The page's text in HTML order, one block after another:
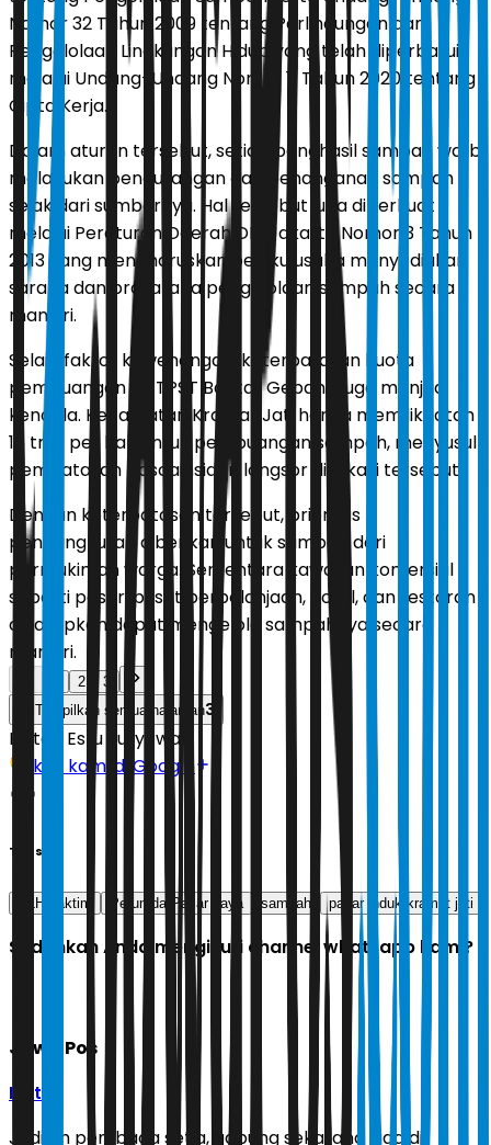
Nomor 32 Tahun 2009 tentang Perlindungan dan
Pengelolaan Lingkungan Hidup yang telah diperbarui
melalui Undang-Undang Nomor 11 Tahun 2020 tentang
Cipta Kerja.
Dalam aturan tersebut, setiap penghasil sampah wajib
melakukan pengurangan dan penanganan sampah
sejak dari sumbernya. Hal tersebut juga diperkuat
melalui Peraturan Daerah DKI Jakarta Nomor 3 Tahun
2013 yang mengharuskan pelaku usaha menyediakan
sarana dan prasarana pengelolaan sampah secara
mandiri.
Selain faktor kewenangan, keterbatasan kuota
pembuangan ke TPST Bantar Gebang juga menjadi
kendala. Kecamatan Kramat Jati hanya memiliki jatah
16 truk per hari untuk pembuangan sampah, menyusul
pembatasan pascainsiden longsor di lokasi tersebut.
Dengan keterbatasan tersebut, prioritas
pengangkutan diberikan untuk sampah dari
permukiman warga. Sementara kawasan komersial
seperti pasar, pusat perbelanjaan, hotel, dan restoran
diharapkan dapat mengelola sampahnya secara
mandiri.
2
3
Tampilkan semua halaman3
Editor: Estu Suryowati
Ikuti kami di Google
Tags
DLH Jaktim Perumda Pasar Jaya sampah pasar induk kramat jati
Sudahkah Anda mengikuti channel whatsapp kami?
Jawa Pos
Ikuti
Jadilah pembaca setia, gabung sekarang juga di